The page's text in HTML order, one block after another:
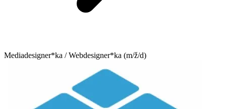
Mediadesigner*ka / Webdesigner*ka (m/ž/d)